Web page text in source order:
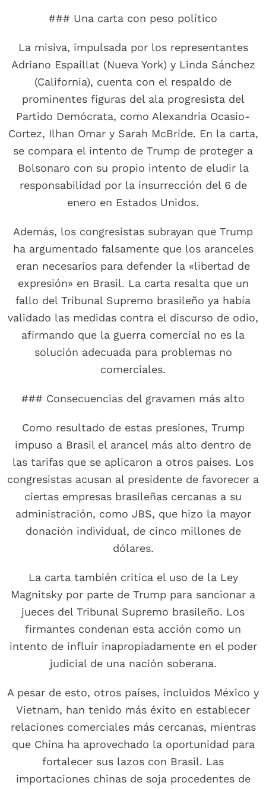
### Una carta con peso político
La misiva, impulsada por los representantes
Adriano Espaillat (Nueva York) y Linda Sánchez
(California), cuenta con el respaldo de
prominentes figuras del ala progresista del
Partido Demócrata, como Alexandria Ocasio-
Cortez, Ilhan Omar y Sarah McBride. En la carta,
se compara el intento de Trump de proteger a
Bolsonaro con su propio intento de eludir la
responsabilidad por la insurrección del 6 de
enero en Estados Unidos.
Además, los congresistas subrayan que Trump
ha argumentado falsamente que los aranceles
eran necesarios para defender la «libertad de
expresión» en Brasil. La carta resalta que un
fallo del Tribunal Supremo brasileño ya había
validado las medidas contra el discurso de odio,
afirmando que la guerra comercial no es la
solución adecuada para problemas no
comerciales.
### Consecuencias del gravamen más alto
Como resultado de estas presiones, Trump
impuso a Brasil el arancel más alto dentro de
las tarifas que se aplicaron a otros países. Los
congresistas acusan al presidente de favorecer a
ciertas empresas brasileñas cercanas a su
administración, como JBS, que hizo la mayor
donación individual, de cinco millones de
dólares.
La carta también critica el uso de la Ley
Magnitsky por parte de Trump para sancionar a
jueces del Tribunal Supremo brasileño. Los
firmantes condenan esta acción como un
intento de influir inapropiadamente en el poder
judicial de una nación soberana.
A pesar de esto, otros países, incluidos México y
Vietnam, han tenido más éxito en establecer
relaciones comerciales más cercanas, mientras
que China ha aprovechado la oportunidad para
fortalecer sus lazos con Brasil. Las
importaciones chinas de soja procedentes de